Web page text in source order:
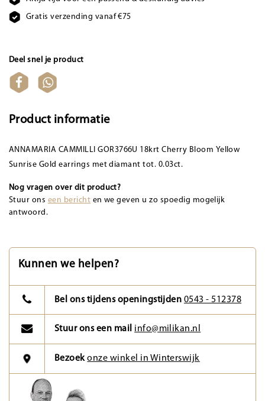
Gratis verzending vanaf €75
Deel snel je product
Product informatie
ANNAMARIA CAMMILLI GOR3766U 18krt Cherry Bloom Yellow
Sunrise Gold earrings met diamant tot. 0.03ct.
Nog vragen over dit product?
Stuur ons een bericht en we geven u zo spoedig mogelijk
antwoord.
Kunnen we helpen?
Bel ons tijdens openingstijden 0543 - 512378
Stuur ons een mail info@milikan.nl
Bezoekonze winkel in Winterswijk